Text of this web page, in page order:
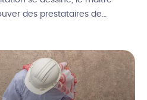
des prestataires de
définitive les
du projet. Cette […]